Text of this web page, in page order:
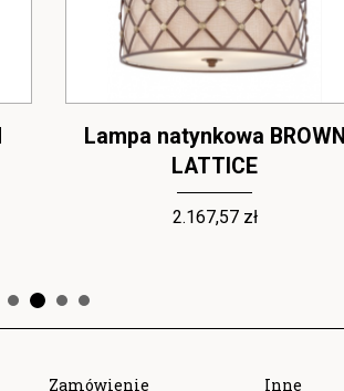
Lampa natynkowa BROWN
LATTICE
2.167,57 zł
Zamówienie Inne